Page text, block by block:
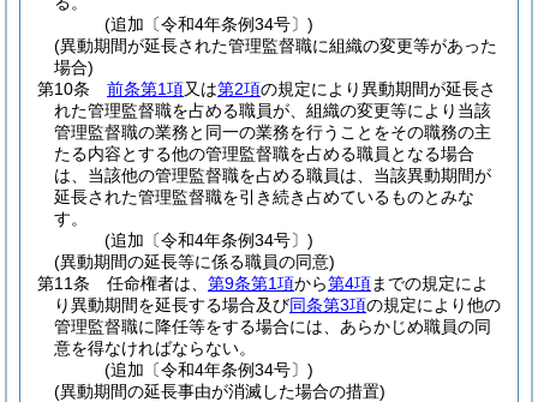
(追加〔令和4年条例34号〕)
(異動期間が延長された管理監督職に組織の変更等があった
場合)
第10条
前条第1項又は第2項の規定により異動期間が延長さ
れた管理監督職を占める職員が、組織の変更等により当該
管理監督職の業務と同一の業務を行うことをその職務の主
たる内容とする他の管理監督職を占める職員となる場合
は、当該他の管理監督職を占める職員は、当該異動期間が
延長された管理監督職を引き続き占めているものとみな
す。
(追加〔令和4年条例34号〕)
(異動期間の延長等に係る職員の同意)
第11条
任命権者は、 第9条第1項から第4項までの規定によ
り異動期間を延長する場合及び同条第3項の規定により他の
管理監督職に降任等をする場合には、あらかじめ職員の同
意を得なければならない。
(追加〔令和4年条例34号〕)
(異動期間の延長事由が消滅した場合の措置)